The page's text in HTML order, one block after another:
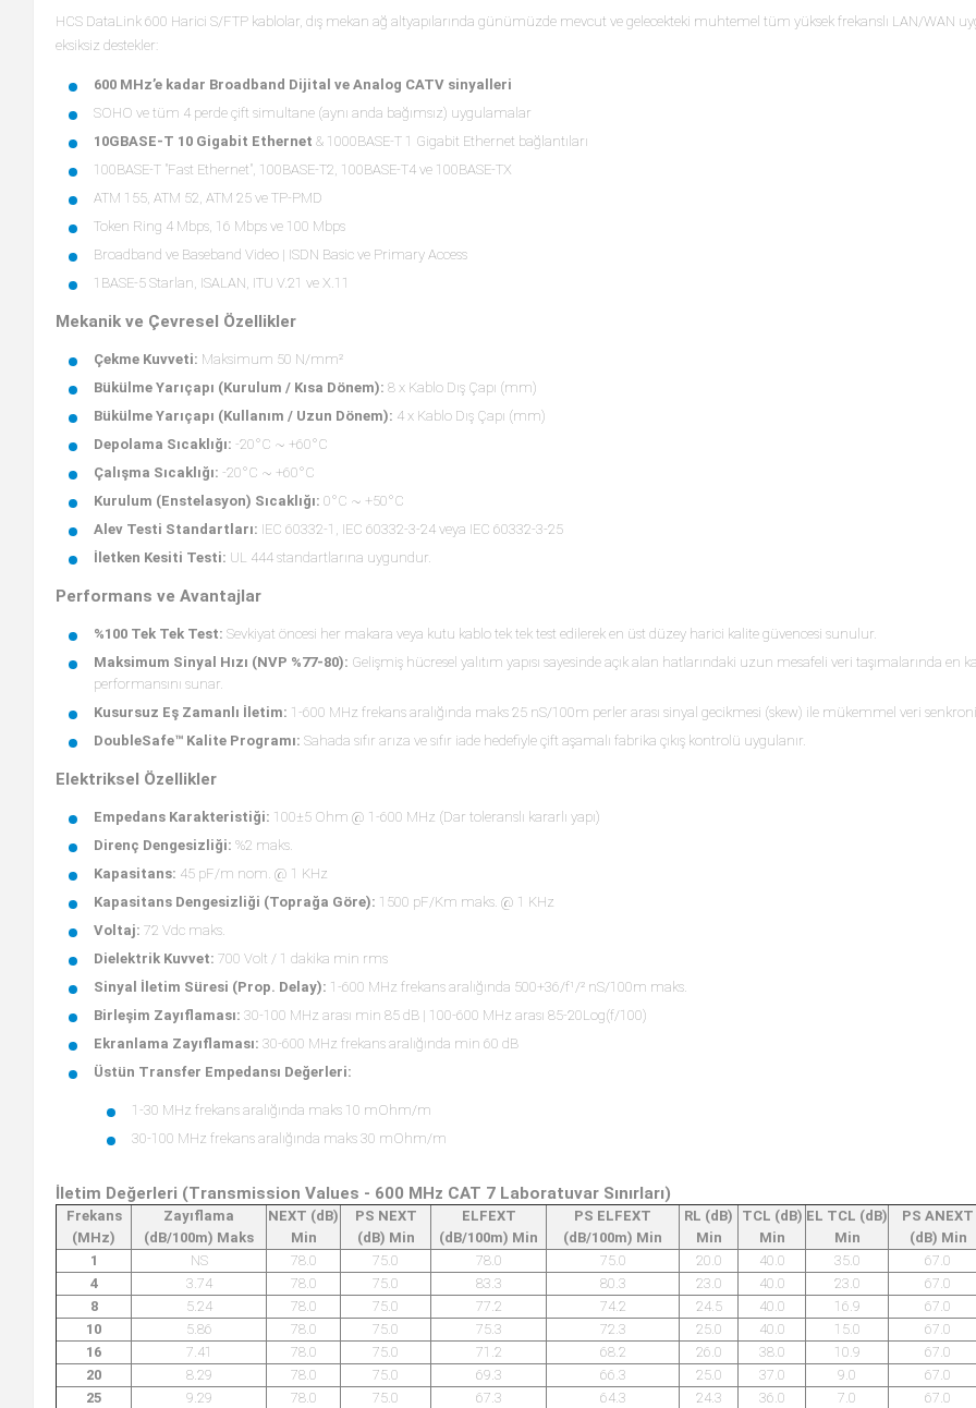
HCS DataLink 600 Harici S/FTP kablolar, dış mekan ağ altyapılarında günümüzde mevcut ve gelecekteki muhtemel tüm yüksek frekanslı LAN/WAN
eksiksiz destekler:
600 MHz’e kadar Broadband Dijital ve Analog CATV sinyalleri
SOHO ve tüm 4 perde çift simultane (aynı anda bağımsız) uygulamalar
10GBASE-T 10 Gigabit Ethernet & 1000BASE-T 1 Gigabit Ethernet bağlantıları
100BASE-T "Fast Ethernet", 100BASE-T2, 100BASE-T4 ve 100BASE-TX
ATM 155, ATM 52, ATM 25 ve TP-PMD
Token Ring 4 Mbps, 16 Mbps ve 100 Mbps
Broadband ve Baseband Video | ISDN Basic ve Primary Access
1BASE-5 Starlan, ISALAN, ITU V.21 ve X.11
Mekanik ve Çevresel Özellikler
Çekme Kuvveti: Maksimum 50 N/mm²
Bükülme Yarıçapı (Kurulum / Kısa Dönem): 8 x Kablo Dış Çapı (mm)
Bükülme Yarıçapı (Kullanım / Uzun Dönem): 4 x Kablo Dış Çapı (mm)
Depolama Sıcaklığı: -20°C ~ +60°C
Çalışma Sıcaklığı: -20°C ~ +60°C
Kurulum (Enstelasyon) Sıcaklığı: 0°C ~ +50°C
Alev Testi Standartları: IEC 60332-1, IEC 60332-3-24 veya IEC 60332-3-25
İletken Kesiti Testi: UL 444 standartlarına uygundur.
Performans ve Avantajlar
%100 Tek Tek Test: Sevkiyat öncesi her makara veya kutu kablo tek tek test edilerek en üst düzey harici kalite güvencesi sunulur.
Maksimum Sinyal Hızı (NVP %77-80): Gelişmiş hücresel yalıtım yapısı sayesinde açık alan hatlarındaki uzun mesafeli veri taşımalarında en
performansını sunar.
Kusursuz Eş Zamanlı İletim: 1-600 MHz frekans aralığında maks 25 nS/100m perler arası sinyal gecikmesi (skew) ile mükemmel veri
DoubleSafe™ Kalite Programı: Sahada sıfır arıza ve sıfır iade hedefiyle çift aşamalı fabrika çıkış kontrolü uygulanır.
Elektriksel Özellikler
Empedans Karakteristiği: 100±5 Ohm @ 1-600 MHz (Dar toleranslı kararlı yapı)
Direnç Dengesizliği: %2 maks.
Kapasitans: 45 pF/m nom. @ 1 KHz
Kapasitans Dengesizliği (Toprağa Göre): 1500 pF/Km maks. @ 1 KHz
Voltaj: 72 Vdc maks.
Dielektrik Kuvvet: 700 Volt / 1 dakika min rms
Sinyal İletim Süresi (Prop. Delay): 1-600 MHz frekans aralığında 500+36/f¹/² nS/100m maks.
Birleşim Zayıflaması: 30-100 MHz arası min 85 dB | 100-600 MHz arası 85-20Log(f/100)
Ekranlama Zayıflaması: 30-600 MHz frekans aralığında min 60 dB
Üstün Transfer Empedansı Değerleri:
1-30 MHz frekans aralığında maks 10 mOhm/m
30-100 MHz frekans aralığında maks 30 mOhm/m
İletim Değerleri (Transmission Values - 600 MHz CAT 7 Laboratuvar Sınırları)
Frekans
(MHz)
Zayıflama
(dB/100m) Maks
NEXT (dB)
Min
PS NEXT
(dB) Min
ELFEXT
(dB/100m) Min
PS ELFEXT
(dB/100m) Min
RL (dB)
Min
TCL (dB)
Min
EL TCL (dB)
Min
PS ANEXT
(dB) Min
1
NS 78.0 75.0 78.0 75.0 20.0 40.0 35.0 67.0
4
3.74 78.0 75.0 83.3 80.3 23.0 40.0 23.0 67.0
8
5.24 78.0 75.0 77.2 74.2 24.5 40.0 16.9 67.0
10
5.86 78.0 75.0 75.3 72.3 25.0 40.0 15.0 67.0
16
7.41 78.0 75.0 71.2 68.2 26.0 38.0 10.9 67.0
20
8.29 78.0 75.0 69.3 66.3 25.0 37.0 9.0 67.0
25
9.29 78.0 75.0 67.3 64.3 24.3 36.0 7.0 67.0